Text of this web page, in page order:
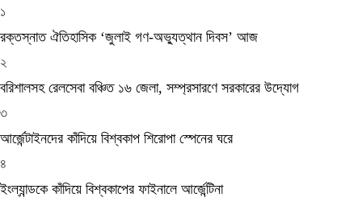
১
রক্তস্নাত ঐতিহাসিক ‌‘জুলাই গণ-অভ্যুত্থান দিবস’ আজ
২
বরিশালসহ রেলসেবা বঞ্চিত ১৬ জেলা, সম্প্রসারণে সরকারের উদ্যোগ
৩
আর্জেন্টাইনদের কাঁদিয়ে বিশ্বকাপ শিরোপা স্পেনের ঘরে
৪
ইংল্যান্ডকে কাঁদিয়ে বিশ্বকাপের ফাইনালে আর্জেন্টিনা